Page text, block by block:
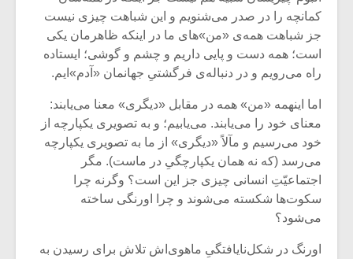
کمانچه را در صدر می‌شنویم و این شباهت چیزی نیست
جز شباهت همه‌ی «من»‌های ما در اینکه ظاهرمان یکی
است؛ همه دست و پایی داریم و چشم و گوشی؛ ایستاده
راه می‌رویم و در دنباله‌ی فرگشتیِ جهانمان «آدم»ایم.
اما اینهمه «من» همه در مقابل «دیگری» معنا می‌یابند:
معنای خود را می‌یابند. می‌یابیم؛ و به تصویری یکپارچه از
خود می‌رسیم و مآلاً «دیگری» از ما به تصویری یکپارچه
می‌رسد (که نه همان یکپارچگیِ در ماست). مگر
اجتماعیّتِ انسانی چیزی جز این است؟ وگرنه چرا
سکوت‌ها شکسته می‌شوند و چرا اورنگی ساخته
می‌شود؟
اورنگ در شکل‌نایافتگیِ ماهوی‌اش تلاش برای رسیدن به